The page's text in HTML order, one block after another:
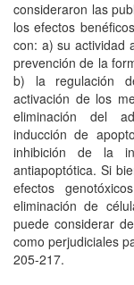
consideraron las
los efectos
con: a) su actividad
prevención de la
b) la regulación
activación de los
eliminación del
inducción de
inhibición de la
antiapoptótica. Si
efectos
eliminación de
puede considerar
como perjudiciales
205-217.